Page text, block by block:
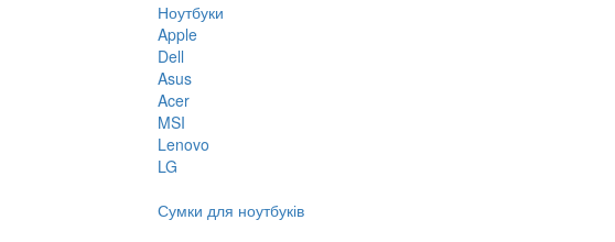
Ноутбуки
Apple
Dell
Asus
Acer
MSI
Lenovo
LG
Сумки для ноутбуків